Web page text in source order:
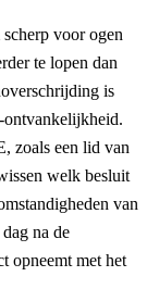
voor ogen
te lopen dan
is
ontvankelijkheid.
zoals een lid van
welk besluit
van
na de
opneemt met het